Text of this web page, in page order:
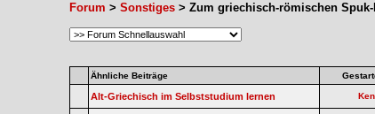
Forum > Sonstiges > Zum griechisch-römischen Spuk-
Ähnliche Beiträge
Alt-Griechisch im Selbststudium lernen